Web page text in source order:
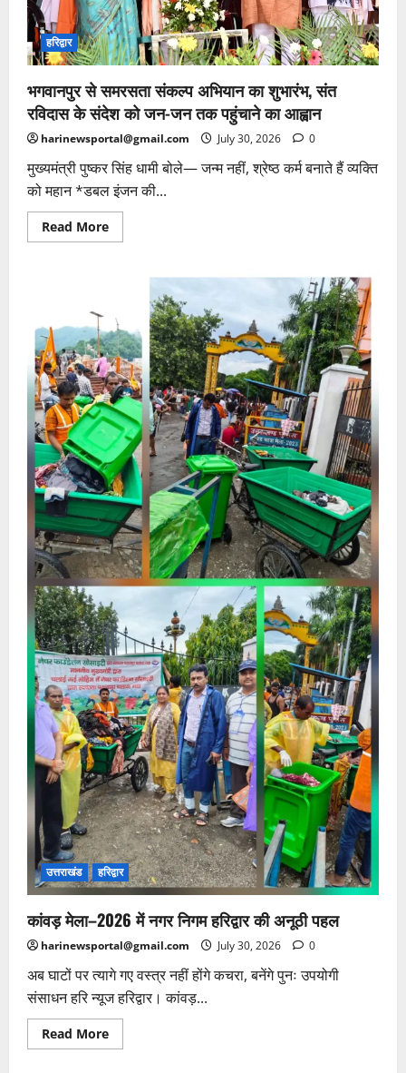
हरिद्वार
भगवानपुर से समरसता संकल्प अभियान का शुभारंभ, संत
रविदास के संदेश को जन-जन तक पहुंचाने का आह्वान
harinewsportal@gmail.com July 30, 2026 0
मुख्यमंत्री पुष्कर सिंह धामी बोले— जन्म नहीं, श्रेष्ठ कर्म बनाते हैं व्यक्ति
को महान *डबल इंजन की...
Read MoreRead
more
अभियान
का
शुभारंभ,
संत
रविदास
के
संदेश
को
जन-
जन
तक
पहुंचाने
का
आह्वान
उत्तराखंड हरिद्वार
कांवड़ मेला–2026 में नगर निगम हरिद्वार की अनूठी पहल
harinewsportal@gmail.com July 30, 2026 0
अब घाटों पर त्यागे गए वस्त्र नहीं होंगे कचरा, बनेंगे पुनः उपयोगी
संसाधन हरि न्यूज हरिद्वार। कांवड़...
Read MoreRead
more